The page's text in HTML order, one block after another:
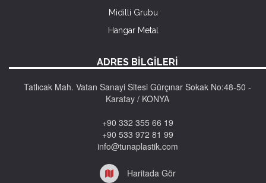
Midilli Grubu
Hangar Metal
ADRES BİLGİLERİ
Tatlıcak Mah. Vatan Sanayi Sitesi Gürçınar Sokak No:48-50 -
Karatay / KONYA
+90 332 355 66 19
+90 533 972 81 99
info@tunaplastik.com
Haritada Gör